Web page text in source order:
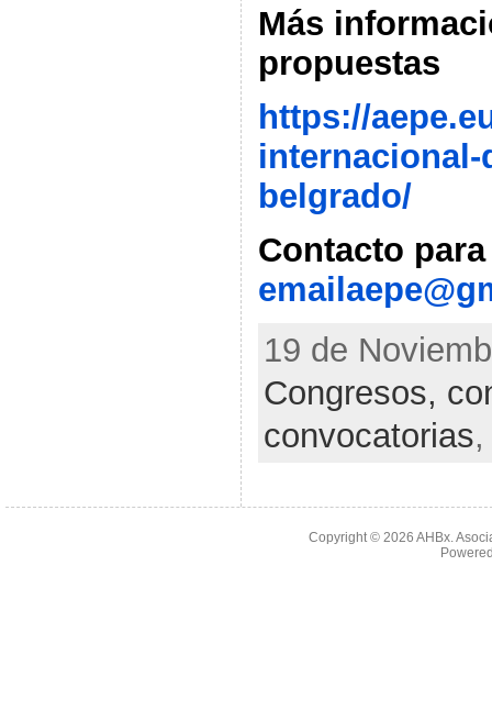
Más
propuestas
https://
internacional-
belgrado/
Contacto
19 de
Congresos,
convocatorias
Copyright © 2026AHBx.